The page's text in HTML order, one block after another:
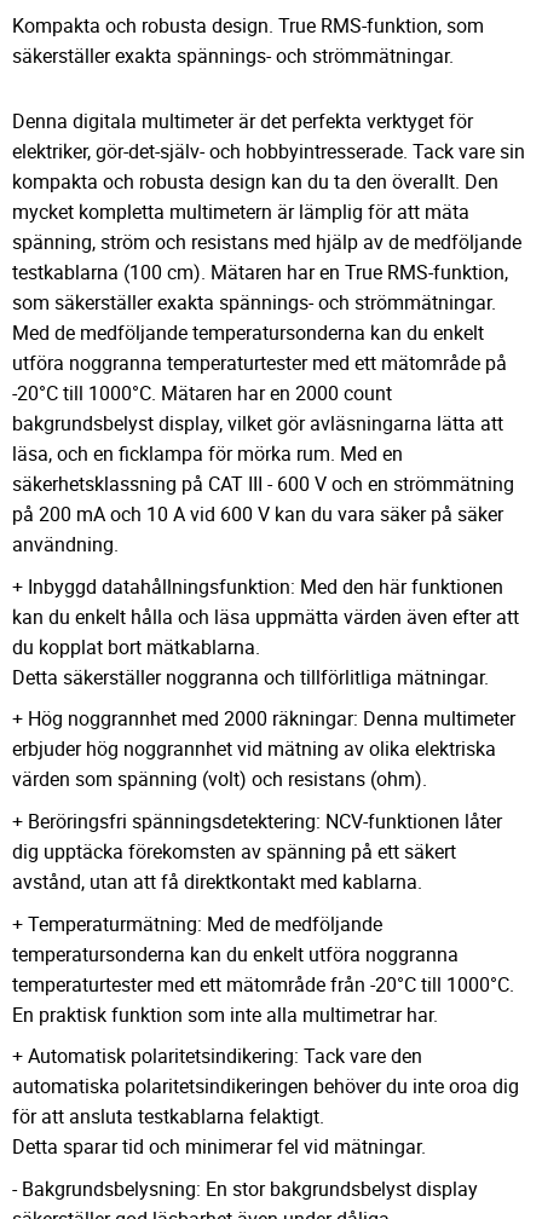
Kompakta och robusta design. True RMS-funktion, som
säkerställer exakta spännings- och strömmätningar.
Denna digitala multimeter är det perfekta verktyget för
elektriker, gör-det-själv- och hobbyintresserade. Tack vare sin
kompakta och robusta design kan du ta den överallt. Den
mycket kompletta multimetern är lämplig för att mäta
spänning, ström och resistans med hjälp av de medföljande
testkablarna (100 cm). Mätaren har en True RMS-funktion,
som säkerställer exakta spännings- och strömmätningar.
Med de medföljande temperatursonderna kan du enkelt
utföra noggranna temperaturtester med ett mätområde på
-20°C till 1000°C. Mätaren har en 2000 count
bakgrundsbelyst display, vilket gör avläsningarna lätta att
läsa, och en ficklampa för mörka rum. Med en
säkerhetsklassning på CAT III - 600 V och en strömmätning
på 200 mA och 10 A vid 600 V kan du vara säker på säker
användning.
+ Inbyggd datahållningsfunktion: Med den här funktionen
kan du enkelt hålla och läsa uppmätta värden även efter att
du kopplat bort mätkablarna.
Detta säkerställer noggranna och tillförlitliga mätningar.
+ Hög noggrannhet med 2000 räkningar: Denna multimeter
erbjuder hög noggrannhet vid mätning av olika elektriska
värden som spänning (volt) och resistans (ohm).
+ Beröringsfri spänningsdetektering: NCV-funktionen låter
dig upptäcka förekomsten av spänning på ett säkert
avstånd, utan att få direktkontakt med kablarna.
+ Temperaturmätning: Med de medföljande
temperatursonderna kan du enkelt utföra noggranna
temperaturtester med ett mätområde från -20°C till 1000°C.
En praktisk funktion som inte alla multimetrar har.
+ Automatisk polaritetsindikering: Tack vare den
automatiska polaritetsindikeringen behöver du inte oroa dig
för att ansluta testkablarna felaktigt.
Detta sparar tid och minimerar fel vid mätningar.
- Bakgrundsbelysning: En stor bakgrundsbelyst display